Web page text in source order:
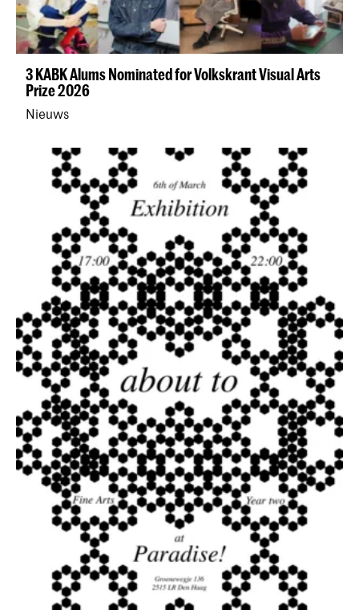
3 KABK Alums Nominated for Volkskrant Visual Arts
Prize 2026
Nieuws